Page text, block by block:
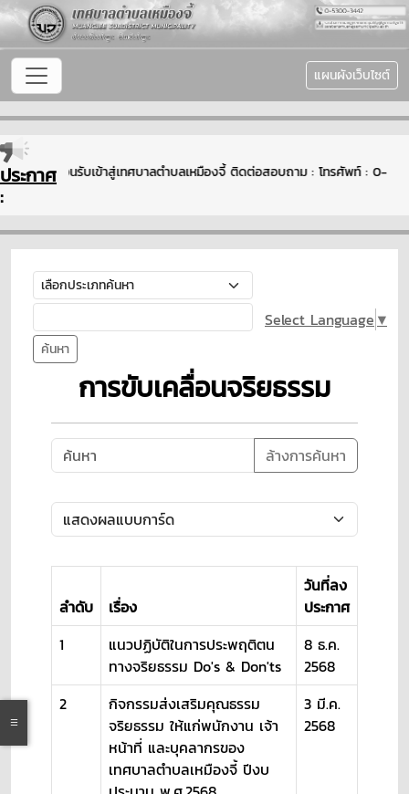
แผนผังเว็บไซต์
ประกาศ
:
ยินดีต้อนรับเข้าสู่เทศบาลตำบลเหมืองจี้ ติดต่อสอบถาม : โทรศัพท์ : 0-
ค้นหา
Select Language ▼
การขับเคลื่อนจริยธรรม
ล้างการค้นหา
ลำดับ เรื่อง
วันที่ลง
ประกาศ
1
แนวปฏิบัติในการประพฤติตน
ทางจริยธรรม Do's & Don'ts
8 ธ.ค.
2568
2
กิจกรรมส่งเสริมคุณธรรม
จริยธรรม ให้แก่พนักงาน เจ้า
หน้าที่ และบุคลากรของ
เทศบาลตำบลเหมืองจี้ ปีงบ
3 มี.ค.
2568